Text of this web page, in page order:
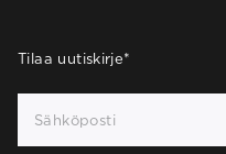
Tilaa uutiskirje*